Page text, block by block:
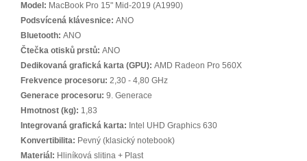
Model: MacBook Pro 15" Mid-2019 (A1990)
Podsvícená klávesnice: ANO
Bluetooth: ANO
Čtečka otisků prstů: ANO
Dedikovaná grafická karta (GPU): AMD Radeon Pro 560X
Frekvence procesoru: 2,30 - 4,80 GHz
Generace procesoru: 9. Generace
Hmotnost (kg): 1,83
Integrovaná grafická karta: Intel UHD Graphics 630
Konvertibilita: Pevný (klasický notebook)
Materiál: Hliníková slitina + Plast